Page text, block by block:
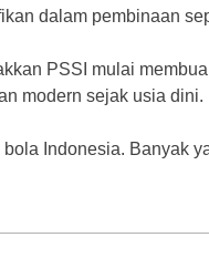
dalam pembinaan
PSSI mulai
modern sejak usia dini.
Indonesia. Banyak